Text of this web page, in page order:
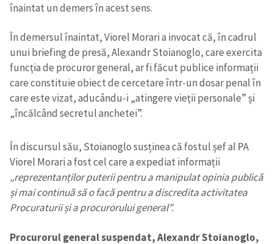
înaintat un demers în acest sens.
În demersul înaintat, Viorel Morari a invocat că, în cadrul
unui briefing de presă, Alexandr Stoianoglo, care exercita
funcția de procuror general, ar fi făcut publice informații
care constituie obiect de cercetare într-un dosar penal în
care este vizat, aducându-i „atingere vieții personale” și
„încălcând secretul anchetei”.
În discursul său, Stoianoglo susținea că fostul șef al PA
Viorel Morari a fost cel care a expediat informații
„reprezentanților puterii pentru a manipulat opinia publică
și mai continuă să o facă pentru a discredita activitatea
Procuraturii și a procurorului general”.
Procurorul general suspendat, Alexandr Stoianoglo,